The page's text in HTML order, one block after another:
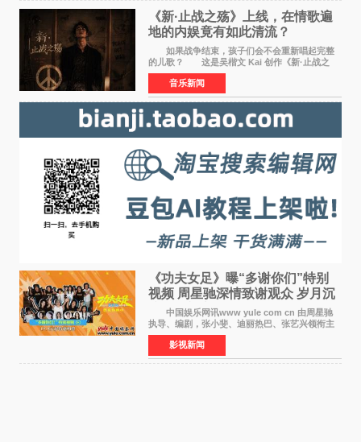
《新·止战之殇》上线，在情歌遍
地的内娱竟有如此清流？
如果战争结束，孩子们会不会重新唱起完整
的儿歌？ 这是吴楷文 Kai 创作《新·止战之
殇》时最初的想法。 从伊朗相关冲突引发的
地区局势，到世界各地仍在发生的动荡与不安，
战争从来不只
音乐新闻
《功夫女足》曝“多谢你们”特别
视频 周星驰深情致谢观众 岁月沉
淀不灭初心
中国娱乐网讯www yule com cn 由周星驰
执导、编剧，张小斐、迪丽热巴、张艺兴领衔主
演，刘嘉玲、佐藤健特别出演，艾米、雪野、蔡
思贝、胡予安、倪好特别介绍的喜剧电影《功夫
女足》释出多谢你
影视新闻